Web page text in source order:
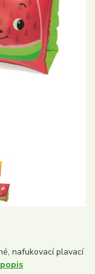
nafukovací plavací